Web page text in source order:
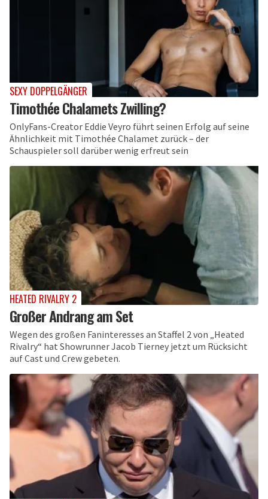
SEXY DOPPELGÄNGER
Timothée Chalamets Zwilling?
OnlyFans-Creator Eddie Veyro führt seinen Erfolg auf seine
Ähnlichkeit mit Timothée Chalamet zurück – der
Schauspieler soll darüber wenig erfreut sein
HEATED RIVALRY 2
Großer Andrang am Set
Wegen des großen Faninteresses an Staffel 2 von „Heated
Rivalry“ hat Showrunner Jacob Tierney jetzt um Rücksicht
auf Cast und Crew gebeten.